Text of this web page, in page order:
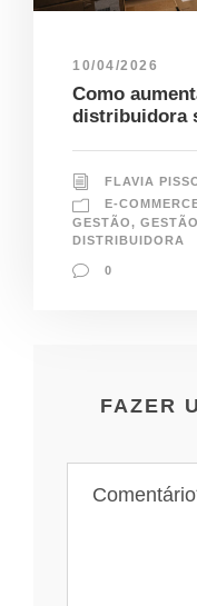
10/04/2026
Como
distribuidora
FLAVIA
E-
GESTÃO,
DISTRIBUIDORA
0
FAZER